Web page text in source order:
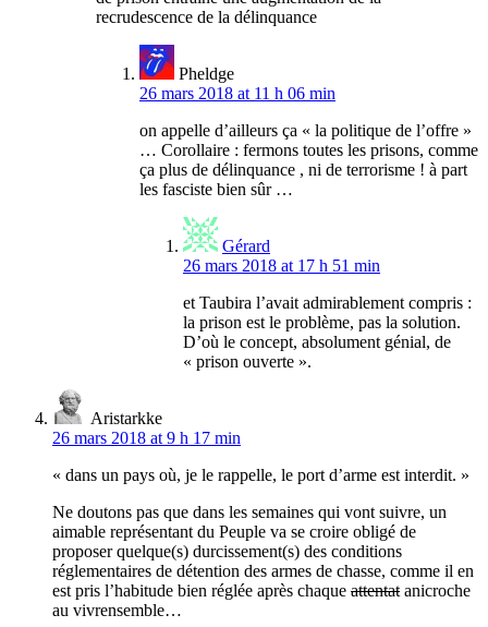
recrudescence de la délinquance
Pheldge
26 mars 2018 at 11 h 06 min
on appelle d’ailleurs ça « la politique de l’offre »
… Corollaire : fermons toutes les prisons, comme
ça plus de délinquance , ni de terrorisme ! à part
les fasciste bien sûr …
Gérard
26 mars 2018 at 17 h 51 min
et Taubira l’avait admirablement compris :
la prison est le problème, pas la solution.
D’où le concept, absolument génial, de
« prison ouverte ».
Aristarkke
26 mars 2018 at 9 h 17 min
« dans un pays où, je le rappelle, le port d’arme est interdit. »
Ne doutons pas que dans les semaines qui vont suivre, un
aimable représentant du Peuple va se croire obligé de
proposer quelque(s) durcissement(s) des conditions
réglementaires de détention des armes de chasse, comme il en
est pris l’habitude bien réglée après chaque attentatanicroche
au vivrensemble…